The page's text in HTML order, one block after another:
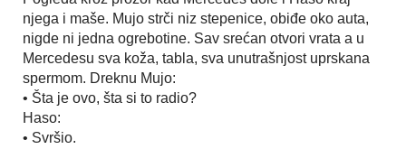
njega i maše. Mujo strči niz stepenice, obiđe oko auta,
nigde ni jedna ogrebotine. Sav srećan otvori vrata a u
Mercedesu sva koža, tabla, sva unutrašnjost uprskana
spermom. Dreknu Mujo:
• Šta je ovo, šta si to radio?
Haso:
• Svršio.